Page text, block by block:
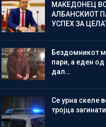
МАКЕДОНЕЦ
АЛБАНСКИОТ
УСПЕХ ЗА
Бездомникот
пари, а еден од
дал…
Се урна скеле
тројца загинати